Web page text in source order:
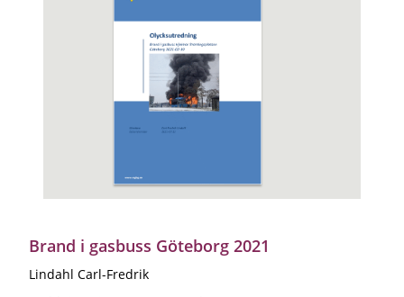
Brand i gasbuss Göteborg 2021
Lindahl Carl-Fredrik